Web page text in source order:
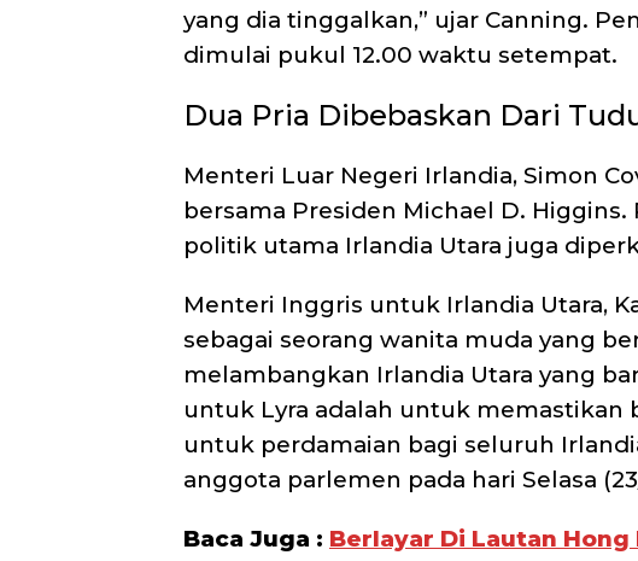
yang dia tinggalkan,” ujar Canning.
dimulai pukul 12.00 waktu setempat.
Dua Pria Dibebaskan Dari
Menteri Luar Negeri Irlandia, Simon
bersama Presiden Michael D. Higgins.
politik utama Irlandia Utara juga
Menteri Inggris untuk Irlandia Utara,
sebagai seorang wanita muda yang
melambangkan Irlandia Utara yang
untuk Lyra adalah untuk memastikan
untuk perdamaian bagi seluruh
anggota parlemen pada hari Selasa
Baca Juga : Berlayar Di Lautan